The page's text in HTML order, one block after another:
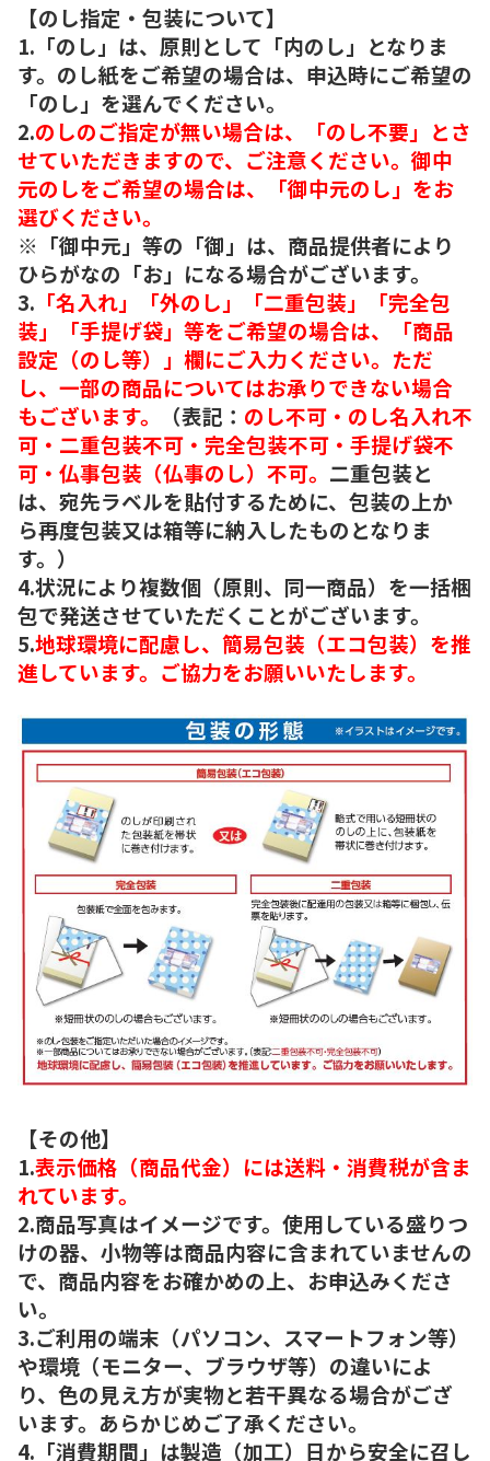
【のし指定・包装について】
1.「のし」は、原則として「内のし」となりま
す。のし紙をご希望の場合は、申込時にご希望の
「のし」を選んでください。
2.のしのご指定が無い場合は、「のし不要」とさ
せていただきますので、ご注意ください。御中
元のしをご希望の場合は、「御中元のし」をお
選びください。
※「御中元」等の「御」は、商品提供者により
ひらがなの「お」になる場合がございます。
3. 「名入れ」「外のし」「二重包装」「完全包
装」「手提げ袋」等をご希望の場合は、「商品
設定（のし等）」欄にご入力ください。ただ
し、一部の商品についてはお承りできない場合
もございます。
（表記： のし不可・のし名入れ不
可・二重包装不可・完全包装不可・手提げ袋不
可・仏事包装（仏事のし）不可。 二重包装と
は、宛先ラベルを貼付するために、包装の上か
ら再度包装又は箱等に納入したものとなりま
す。）
4.状況により複数個（原則、同一商品）を一括梱
包で発送させていただくことがございます。
5.地球環境に配慮し、簡易包装（エコ包装）を推
進しています。ご協力をお願いいたします。
【その他】
1.表示価格（商品代金）には送料・消費税が含ま
れています。
2.商品写真はイメージです。使用している盛りつ
けの器、小物等は商品内容に含まれていませんの
で、商品内容をお確かめの上、お申込みくださ
い。
3.ご利用の端末（パソコン、スマートフォン等）
や環境（モニター、ブラウザ等）の違いによ
り、色の見え方が実物と若干異なる場合がござ
います。あらかじめご了承ください。
4.「消費期間」は製造（加工）日から安全に召し